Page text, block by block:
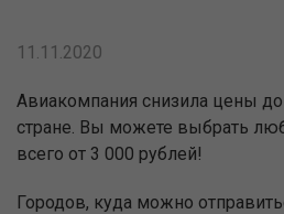
11.11.2020
Авиакомпания снизила цены
стране. Вы можете выбрать
всего от 3 000 рублей!
Городов, куда можно